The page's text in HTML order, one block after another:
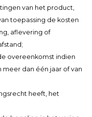
van het product,
toepassing de kosten
aflevering of
overeenkomst indien
dan één jaar of van
heeft, het